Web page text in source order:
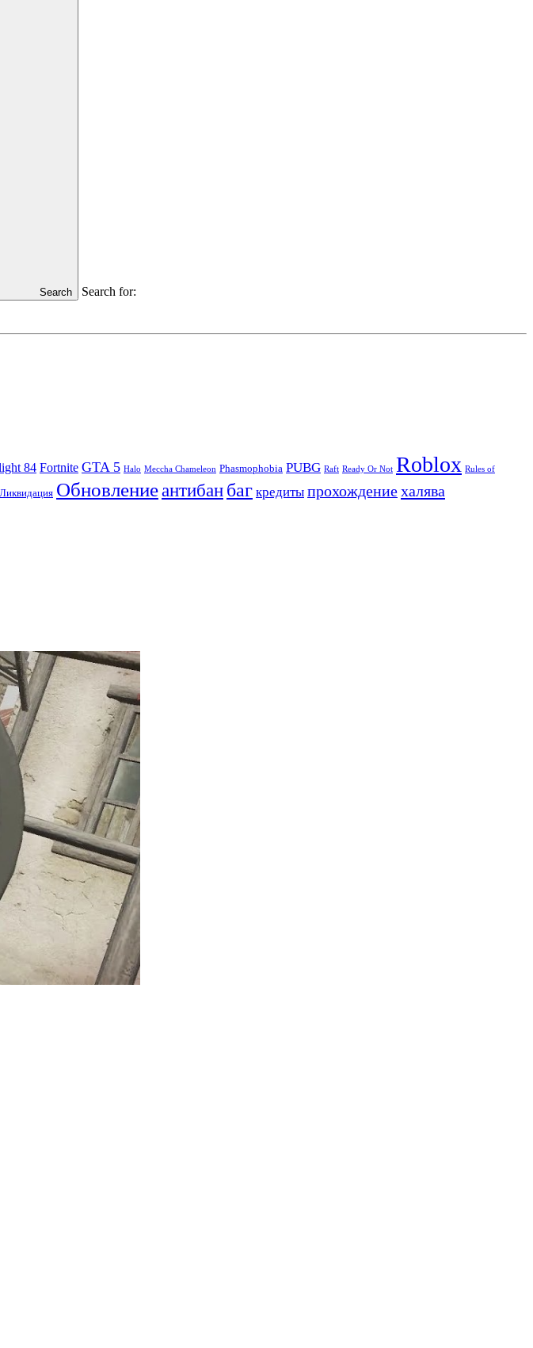
Search Search for:
84 Fortnite GTA 5 Halo Meccha Chameleon Phasmophobia PUBG Raft Ready Or Not Roblox Rules of
Ликвидация Обновлениеантибан баг кредиты прохождениехалява